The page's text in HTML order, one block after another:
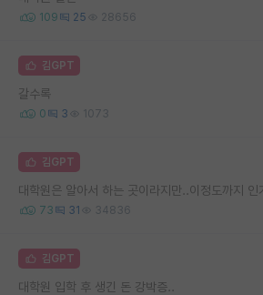
109 25 28656
김GPT
갈수록
0 3 1073
김GPT
대학원은 알아서 하는 곳이라지만..이정도까지 인
73 31 34836
김GPT
대학원 입학 후 생긴 돈 강박증..